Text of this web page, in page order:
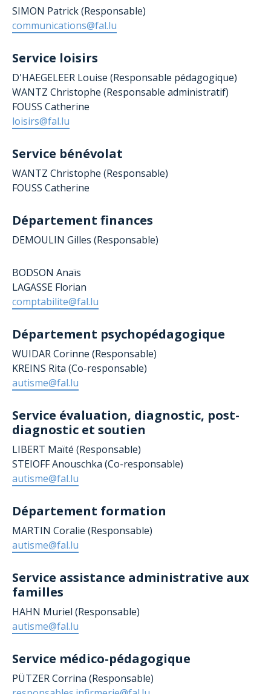
SIMON Patrick (Responsable)
communications@fal.lu
Service loisirs
D'HAEGELEER Louise (Responsable pédagogique)
WANTZ Christophe (Responsable administratif)
FOUSS Catherine
loisirs@fal.lu
Service bénévolat
WANTZ Christophe (Responsable)
FOUSS Catherine
Département finances
DEMOULIN Gilles (Responsable)
BODSON Anaïs
LAGASSE Florian
comptabilite@fal.lu
Département psychopédagogique
WUIDAR Corinne (Responsable)
KREINS Rita (Co-responsable)
autisme@fal.lu
Service évaluation, diagnostic, post-
diagnostic et soutien
LIBERT Maïté (Responsable)
STEIOFF Anouschka (Co-responsable)
autisme@fal.lu
Département formation
MARTIN Coralie (Responsable)
autisme@fal.lu
Service assistance administrative aux
familles
HAHN Muriel (Responsable)
autisme@fal.lu
Service médico-pédagogique
PÜTZER Corrina (Responsable)